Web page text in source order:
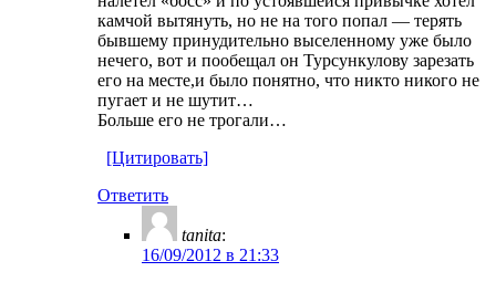
камчой вытянуть, но не на того попал — терять
бывшему принудительно выселенному уже было
нечего, вот и пообещал он Турсункулову зарезать
его на месте,и было понятно, что никто никого не
пугает и не шутит…
Больше его не трогали…
[Цитировать]
Ответить
tanita:
16/09/2012 в 21:33